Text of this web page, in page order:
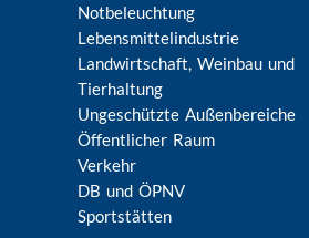
Notbeleuchtung
Lebensmittelindustrie
Landwirtschaft, Weinbau und
Tierhaltung
Ungeschützte Außenbereiche
Öffentlicher Raum
Verkehr
DB und ÖPNV
Sportstätten